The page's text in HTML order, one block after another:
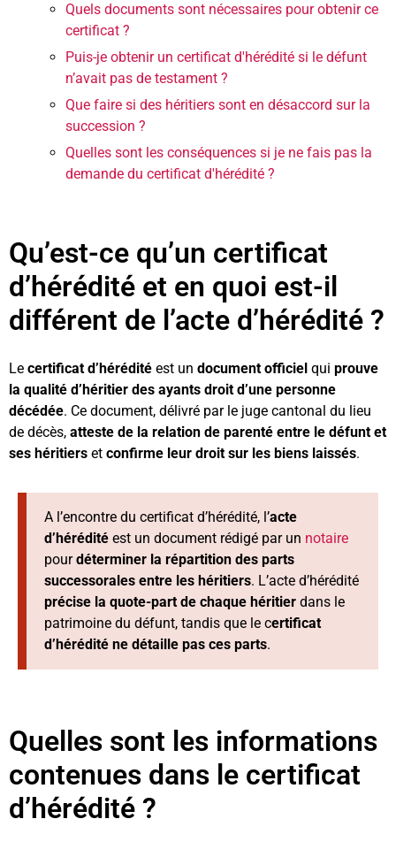
Quels documents sont nécessaires pour obtenir ce
certificat ?
Puis-je obtenir un certificat d'hérédité si le défunt
n’avait pas de testament ?
Que faire si des héritiers sont en désaccord sur la
succession ?
Quelles sont les conséquences si je ne fais pas la
demande du certificat d'hérédité ?
Qu’est-ce qu’un certificat
d’hérédité et en quoi est-il
différent de l’acte d’hérédité ?
Le certificat d’hérédité est un document officiel qui prouve
la qualité d’héritier des ayants droit d’une personne
décédée. Ce document, délivré par le juge cantonal du lieu
de décès, atteste de la relation de parenté entre le défunt et
ses héritiers et confirme leur droit sur les biens laissés.
A l’encontre du certificat d’hérédité, l’acte
d’hérédité est un document rédigé par un notaire
pourdéterminer la répartition des parts
successorales entre les héritiers. L’acte d’hérédité
précise la quote-part de chaque héritier dans le
patrimoine du défunt, tandis que le certificat
d’hérédité ne détaille pas ces parts.
Quelles sont les informations
contenues dans le certificat
d’hérédité ?